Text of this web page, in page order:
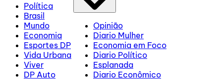
Política
Brasil
Mundo
Economia
Esportes DP
Vida Urbana
Viver
DP Auto
Opinião
Diario Mulher
Economia em Foco
Diario Político
Esplanada
Diario Econômico